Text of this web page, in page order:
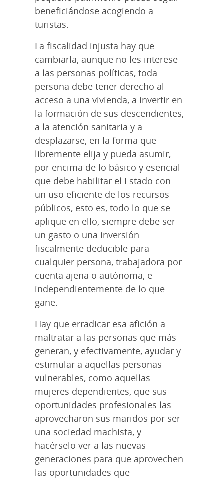
beneficiándose acogiendo a
turistas.
La fiscalidad injusta hay que
cambiarla, aunque no les interese
a las personas políticas, toda
persona debe tener derecho al
acceso a una vivienda, a invertir en
la formación de sus descendientes,
a la atención sanitaria y a
desplazarse, en la forma que
libremente elija y pueda asumir,
por encima de lo básico y esencial
que debe habilitar el Estado con
un uso eficiente de los recursos
públicos, esto es, todo lo que se
aplique en ello, siempre debe ser
un gasto o una inversión
fiscalmente deducible para
cualquier persona, trabajadora por
cuenta ajena o autónoma, e
independientemente de lo que
gane.
Hay que erradicar esa afición a
maltratar a las personas que más
generan, y efectivamente, ayudar y
estimular a aquellas personas
vulnerables, como aquellas
mujeres dependientes, que sus
oportunidades profesionales las
aprovecharon sus maridos por ser
una sociedad machista, y
hacérselo ver a las nuevas
generaciones para que aprovechen
las oportunidades que